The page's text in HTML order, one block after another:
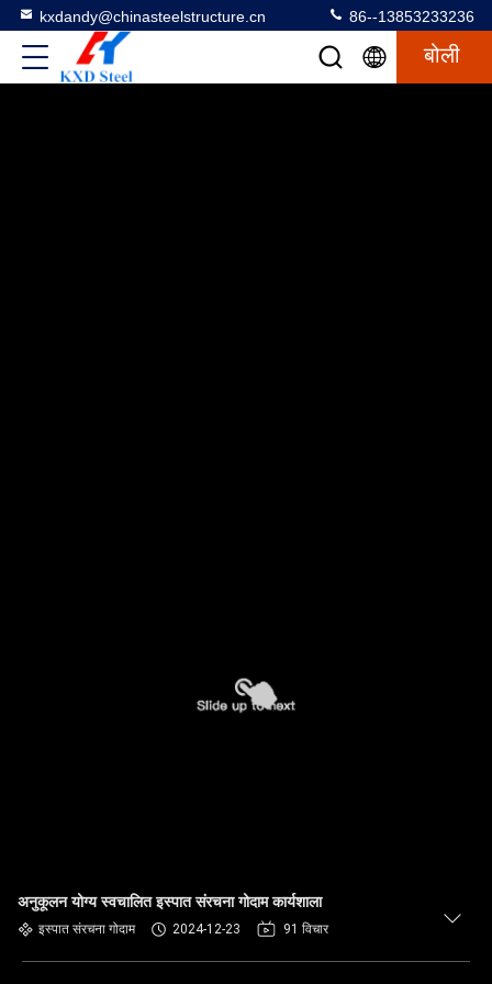
kxdandy@chinasteelstructure.cn 86--13853233236
बोली
अनुकूलन योग्य स्वचालित इस्पात संरचना गोदाम कार्यशाला
इस्पात संरचना गोदाम 2024-12-23 91 विचार